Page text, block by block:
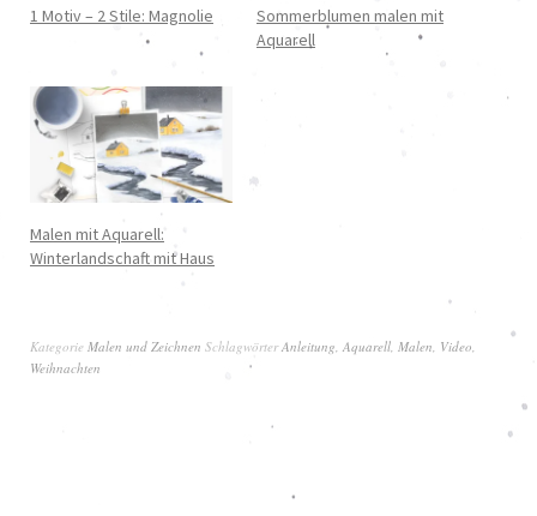
1 Motiv – 2 Stile: Magnolie
Sommerblumen malen mit
Aquarell
Malen mit Aquarell:
Winterlandschaft mit Haus
Kategorie Malen und Zeichnen SchlagwörterAnleitung Aquarell Malen Video
Weihnachten